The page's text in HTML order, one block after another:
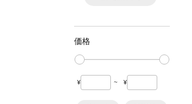
価格
¥ ~ ¥